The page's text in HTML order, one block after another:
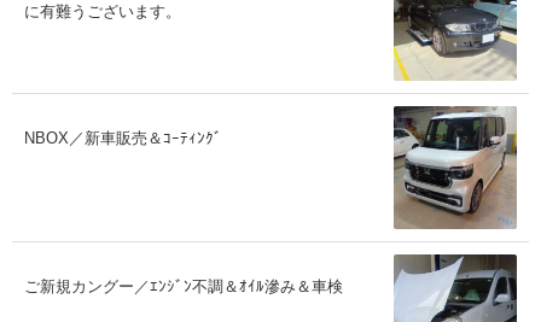
に有難うございます。
NBOX／新車販売＆ｺｰﾃｨﾝｸﾞ
ご新規カングー／ｴﾝｼﾞﾝ不調＆ｵｲﾙ滲み＆車検